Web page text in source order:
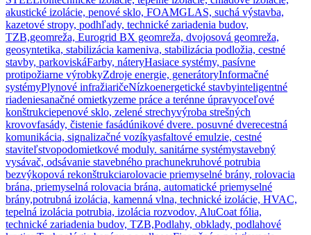
akustické izolácie, penové sklo, FOAMGLAS, suchá výstavba,
kazetové stropy, podhľady, technické zariadenia budov,
TZB,geomreža, Eurogrid BX geomreža, dvojosová geomreža,
geosyntetika, stabilizácia kameniva, stabilizácia podložia, cestné
stavby, parkoviskáFarby, náteryHasiace systémy, pasívne
protipožiarne výrobkyZdroje energie, generátoryInformačné
systémyPlynové infražiaričeNízkoenergetické stavbyinteligentné
riadeniesanačné omietkyzeme práce a terénne úpravyoceľové
konštrukciepenové sklo, zelené strechyvýroba strešných
krovovfasády, čistenie fasádúnikové dvere. posuvné dverecestná
komunikácia, signalizačné vozíkyasfaltové emulzie, cestné
staviteľstvopodomietkové moduly. sanitárne systémystavebný
vysávač, odsávanie stavebného prachunekruhové potrubia
bezvýkopová rekonštrukciarolovacie priemyselné brány, rolovacia
brána, priemyselná rolovacia brána, automatické priemyselné
brány,potrubná izolácia, kamenná vlna, technické izolácie, HVAC,
tepelná izolácia potrubia, izolácia rozvodov, AluCoat fólia,
technické zariadenia budov, TZB,Podlahy, obklady, podlahové